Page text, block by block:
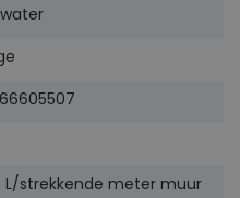
L/strekkende meter muur